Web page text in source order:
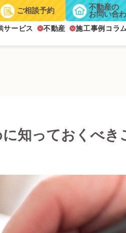
ご相談予約 不動産の
お問い合
サービス 不動産 施工事例コラ
知っておくべき